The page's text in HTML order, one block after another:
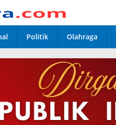
Politik Olahraga